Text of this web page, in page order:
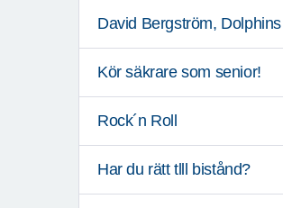
David Bergström, Dolphins
Kör säkrare som senior!
Rock´n Roll
Har du rätt tlll bistånd?